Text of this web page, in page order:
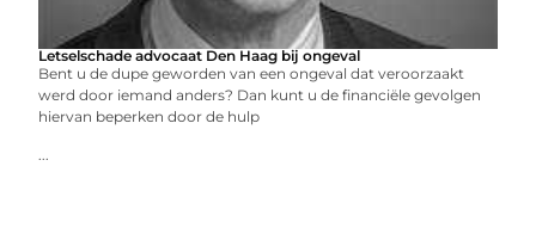
Letselschade advocaat Den Haag bij ongeval
Bent u de dupe geworden van een ongeval dat veroorzaakt
werd door iemand anders? Dan kunt u de financiële gevolgen
hiervan beperken door de hulp
...